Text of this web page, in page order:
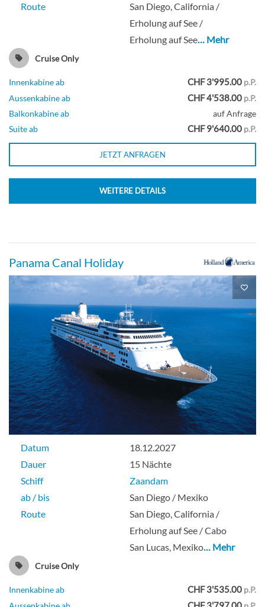
Route
San Diego, California /
Erholung auf See /
Erholung auf See… Mehr
Cruise Only
Innenkabine ab CHF 3'995.00 p.P.
Aussenkabine ab
CHF 4'538.00 p.P.
Balkonkabine ab
auf Anfrage
Suite ab
CHF 9'640.00 p.P.
JETZT ANFRAGEN
WEITERE DETAILS
Panama Canal Holiday
Datum
18.12.2027
Dauer
15 Nächte
Schiff
Zaandam
ab / bis
San Diego / Mexiko
Route
San Diego, California /
Erholung auf See / Cabo
San Lucas, Mexiko… Mehr
Cruise Only
Innenkabine ab CHF 3'535.00 p.P.